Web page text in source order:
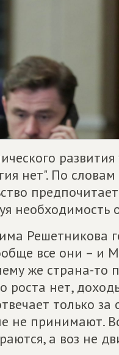
развития
нет". По
необходимость
Решетникова
все они – и
же страна-то
роста нет,
только
не принимают.
а воз не